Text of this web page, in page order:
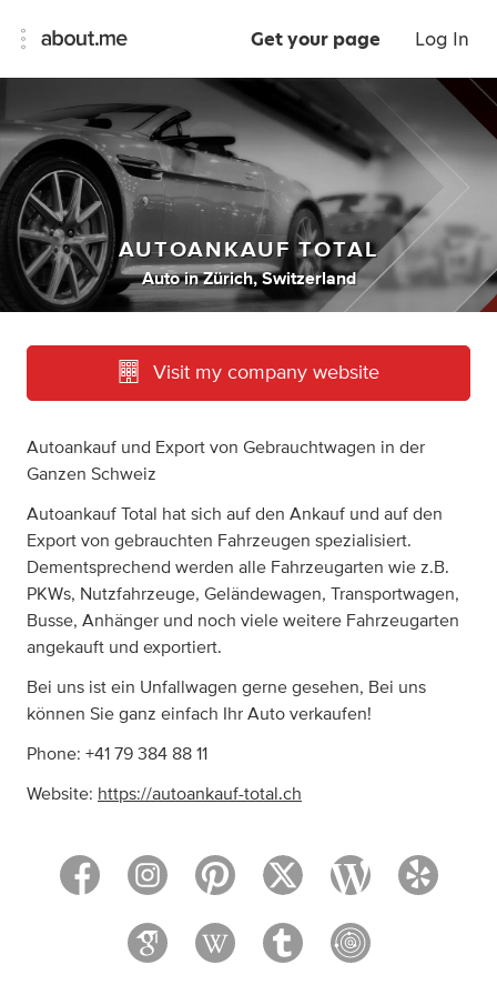
Get your page Log In
AUTOANKAUF TOTAL
Auto inZürich, Switzerland
Visit my company website
Autoankauf und Export von Gebrauchtwagen in der
Ganzen Schweiz
Autoankauf Total hat sich auf den Ankauf und auf den
Export von gebrauchten Fahrzeugen spezialisiert.
Dementsprechend werden alle Fahrzeugarten wie z.B.
PKWs, Nutzfahrzeuge, Geländewagen, Transportwagen,
Busse, Anhänger und noch viele weitere Fahrzeugarten
angekauft und exportiert.
Bei uns ist ein Unfallwagen gerne gesehen, Bei uns
können Sie ganz einfach Ihr Auto verkaufen!
Phone: +41 79 384 88 11
Website: https://autoankauf-total.ch